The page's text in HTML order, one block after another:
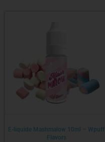
E-liquide Mashmalow 10ml – Wpuff
Flavors